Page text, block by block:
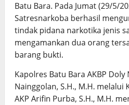
Batu Bara. Pada Jumat (29/5/
Satresnarkoba berhasil
tindak pidana narkotika jenis
mengamankan dua orang
barang bukti.
Kapolres Batu Bara AKBP Doly
Nainggolan, S.H., M.H. melalui
AKP Arifin Purba, S.H., M.H.